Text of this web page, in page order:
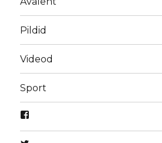
Pildid
Videod
Sport